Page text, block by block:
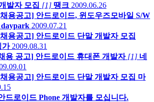
발자 모집 [1] 땡크 2009.06.26
용공고] 안드로이드, 윈도우즈모바일 S/W
daypark 2009.07.21
용공고] 안드로이드 단말 개발자 모집
가 2009.08.31
용 공고] 안드로이드 휴대폰 개발자 [1] 네
용공고] 안드로이드 단말 개발자 모집 마
드로이드 Phone 개발자를 모십니다.